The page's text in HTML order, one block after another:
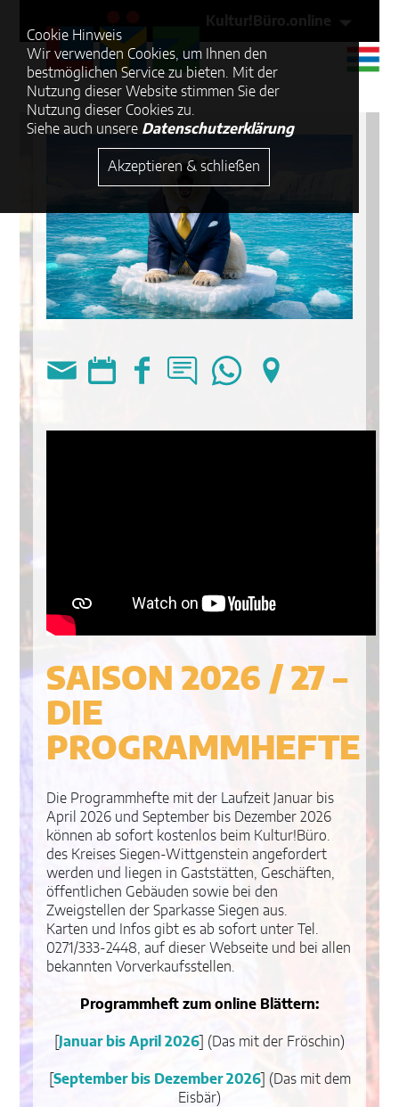
Cookie Hinweis
Wir verwenden Cookies, um Ihnen den
bestmöglichen Service zu bieten. Mit der
Nutzung dieser Website stimmen Sie der
Nutzung dieser Cookies zu.
Siehe auch unsere Datenschutzerklärung
Akzeptieren & schließen
Kultur!Büro.online
SAISON 2026 / 27 –
DIE
PROGRAMMHEFTE
Die Programmhefte mit der Laufzeit Januar bis
April 2026 und September bis Dezember 2026
können ab sofort kostenlos beim Kultur!Büro.
des Kreises Siegen-Wittgenstein angefordert
werden und liegen in Gaststätten, Geschäften,
öffentlichen Gebäuden sowie bei den
Zweigstellen der Sparkasse Siegen aus.
Karten und Infos gibt es ab sofort unter Tel.
0271/333-2448, auf dieser Webseite und bei allen
bekannten Vorverkaufsstellen.
Programmheft zum online Blättern:
Januar bis April 2026 ] (Das mit der Fröschin)
September bis Dezember 2026] (Das mit dem
Eisbär)